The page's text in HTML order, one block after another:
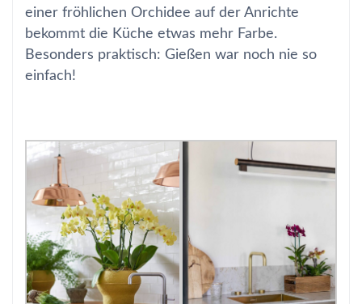
einer fröhlichen Orchidee auf der Anrichte
bekommt die Küche etwas mehr Farbe.
Besonders praktisch: Gießen war noch nie so
einfach!